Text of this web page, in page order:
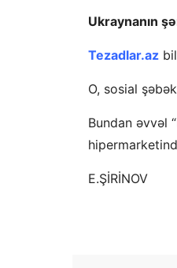
Ukraynanın
Tezadlar.az
O, sosial
Bundan əvvəl
E.ŞİRİNOV